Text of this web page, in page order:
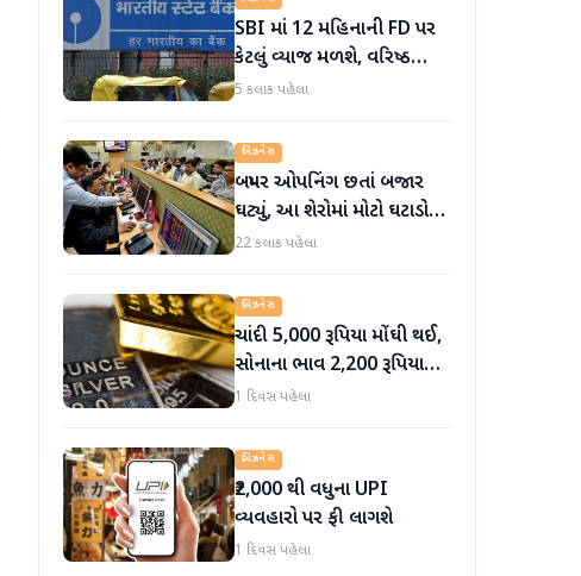
SBI માં 12 મહિનાની FD પર
કેટલું વ્યાજ મળશે, વરિષ્ઠ
નાગરિકોને શું લાભ મળે છે?
5 કલાક પહેલા
બિઝનેસ
બમ્પર ઓપનિંગ છતાં બજાર
ઘટ્યું, આ શેરોમાં મોટો ઘટાડો
જોવા મળ્યો
22 કલાક પહેલા
બિઝનેસ
ચાંદી 5,000 રૂપિયા મોંઘી થઈ,
સોનાના ભાવ 2,200 રૂપિયા
સુધી વધ્યા
1 દિવસ પહેલા
બિઝનેસ
₹2,000 થી વધુના UPI
વ્યવહારો પર ફી લાગશે
1 દિવસ પહેલા